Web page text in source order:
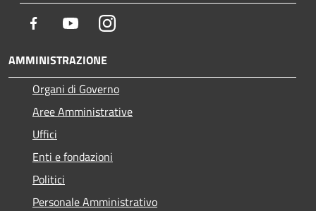
Facebook YoutubeInstagram
AMMINISTRAZIONE
Organi di Governo
Aree Amministrative
Uffici
Enti e fondazioni
Politici
Personale Amministrativo